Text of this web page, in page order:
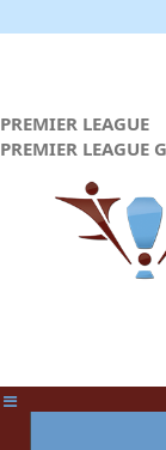
PREMIER LEAGUE
PREMIER LEAGUE